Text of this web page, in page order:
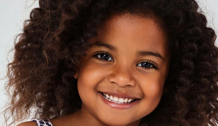
Subtotal €0.00
Total €0.00
Continue Start order